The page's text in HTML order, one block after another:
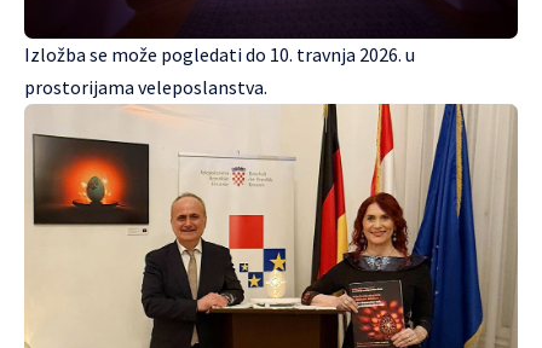
Izložba se može pogledati do 10. travnja 2026. u
prostorijama veleposlanstva.